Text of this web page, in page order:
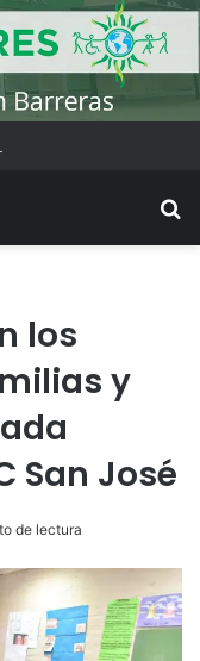
los
y
San José
de lectura